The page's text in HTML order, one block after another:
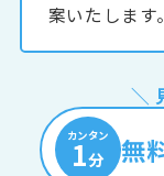
案いたします。
＼
カンタン
1分 無